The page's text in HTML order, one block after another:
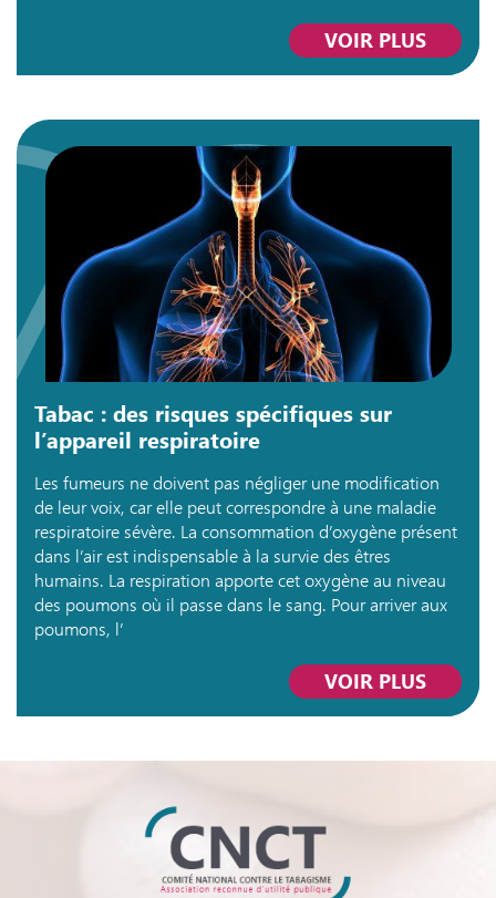
VOIR PLUS
Tabac : des risques spécifiques sur
l’appareil respiratoire
Les fumeurs ne doivent pas négliger une modification
de leur voix, car elle peut correspondre à une maladie
respiratoire sévère. La consommation d’oxygène présent
dans l’air est indispensable à la survie des êtres
humains. La respiration apporte cet oxygène au niveau
des poumons où il passe dans le sang. Pour arriver aux
poumons, l’
VOIR PLUS